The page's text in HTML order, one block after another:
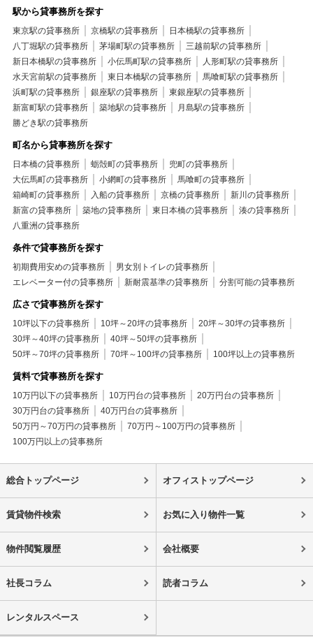
駅から貸事務所を探す
東京駅の貸事務所 京橋駅の貸事務所
日本橋駅の貸事務所
八丁堀駅の貸事務所
茅場町駅の貸事務所
三越前駅の貸事務所
新日本橋駅の貸事務所
小伝馬町駅の貸事務所
人形町駅の貸事務所
水天宮前駅の貸事務所
東日本橋駅の貸事務所
馬喰町駅の貸事務所
浜町駅の貸事務所
銀座駅の貸事務所
東銀座駅の貸事務所
新富町駅の貸事務所
築地駅の貸事務所
月島駅の貸事務所
勝どき駅の貸事務所
町名から貸事務所を探す
日本橋の貸事務所 蛎殻町の貸事務所
兜町の貸事務所
大伝馬町の貸事務所
小網町の貸事務所
馬喰町の貸事務所
箱崎町の貸事務所
入船の貸事務所 京橋の貸事務所
新川の貸事務所
新富の貸事務所
築地の貸事務所 東日本橋の貸事務所
湊の貸事務所
八重洲の貸事務所
条件で貸事務所を探す
初期費用安めの貸事務所
男女別トイレの貸事務所
エレベーター付の貸事務所
新耐震基準の貸事務所 分割可能の貸事務所
広さで貸事務所を探す
10坪以下の貸事務所 10坪～20坪の貸事務所
20坪～30坪の貸事務所
30坪～40坪の貸事務所
40坪～50坪の貸事務所
50坪～70坪の貸事務所
70坪～100坪の貸事務所 100坪以上の貸事務所
賃料で貸事務所を探す
10万円以下の貸事務所 10万円台の貸事務所
20万円台の貸事務所
30万円台の貸事務所
40万円台の貸事務所
50万円～70万円の貸事務所
70万円～100万円の貸事務所
100万円以上の貸事務所
総合トップページ オフィストップページ
賃貸物件検索 お気に入り物件一覧
物件閲覧履歴 会社概要
社長コラム 読者コラム
レンタルスペース